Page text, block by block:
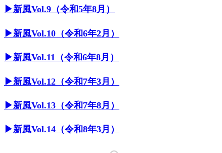
▶︎新風Vol.9（令和5年8月）
▶︎新風Vol.10（令和6年2月）
▶︎新風Vol.11（令和6年8月）
▶︎新風Vol.12（令和7年3月）
▶︎新風Vol.13（令和7年8月）
▶︎新風Vol.14（令和8年3月）